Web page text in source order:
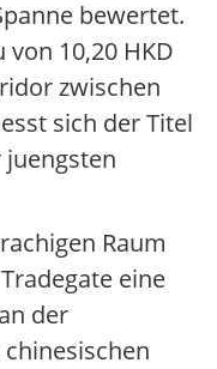
bewertet.
10,20 HKD
zwischen
sich der Titel
Raum
eine
der